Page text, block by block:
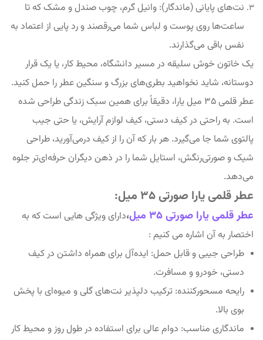
نت‌های پایانی (ماندگار): وانیل گرم، چوب صندل و مشک که تا
ساعت‌ها روی پوست و لباس شما می‌رقصند و رد پایی از اعتماد به
نفس باقی می‌گذارند.
یک خاتون خوش سلیقه در مسیر دانشگاه، محیط کار، یا یک قرار
دوستانه، شاید نخواهید بطری‌های بزرگ و سنگین عطر را حمل کنید.
عطر قلمی ۳۵ میل یارا، دقیقاً برای همین سبک زندگی طراحی شده
است. به راحتی در کیف دستی، کیف لوازم آرایش، یا حتی جیب
پالتوی شما جا می‌گیرد. هر بار که آن را از کیف درمی‌آورید، طراحی
شیک و صورتی‌رنگش، استایل شما را در ذهن دیگران حرفه‌ای‌تر جلوه
می‌دهد.
عطر قلمی یارا صورتی 35 میل:
عطر قلمی یارا صورتی 35 میل ،دارای ویژگی هایی است که به
اختصار به آن اشاره می کنیم :
طراحی جیبی و قابل حمل: ایده‌آل برای همراه داشتن در کیف
دستی، خودرو و مسافرت.
رایحه مسحورکننده: ترکیب دلپذیر نت‌های گلی و میوه‌ای با پخش
بوی بالا.
ماندگاری مناسب: دوام عالی برای استفاده در طول روز و محیط کار